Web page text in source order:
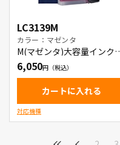
LC3139M
カラー：マゼンタ
M(マゼンタ)大容量インク
ートリッジ
6,050
カートに入れる
対応機種